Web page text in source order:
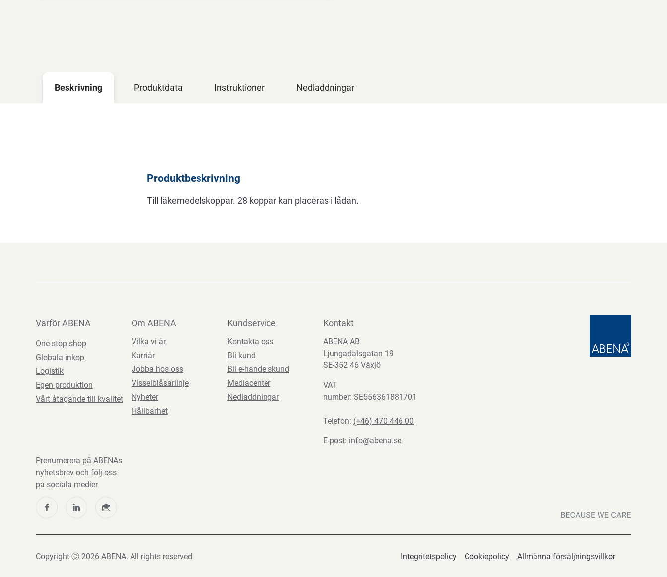
Beskrivning Produktdata Instruktioner Nedladdningar
Produktbeskrivning
Till läkemedelskoppar. 28 koppar kan placeras i lådan.
Varför ABENA
One stop shop
Globala inkop
Logistik
Egen produktion
Vårt åtagande till kvalitet
Om ABENA
Vilka vi är
Karriär
Jobba hos oss
Visselblåsarlinje
Nyheter
Hållbarhet
Kundservice
Kontakta oss
Bli kund
Bli e-handelskund
Mediacenter
Nedladdningar
Kontakt
ABENA AB
Ljungadalsgatan 19
SE-352 46 Växjö
VAT
number: SE556361881701
Telefon: (+46) 470 446 00
E-post: info@abena.se
Prenumerera på ABENAs
nyhetsbrev och följ oss
på sociala medier
Copyright Ⓒ 2026 ABENA. All rights reserved Integritetspolicy Cookiepolicy Allmänna försäljningsvillkor